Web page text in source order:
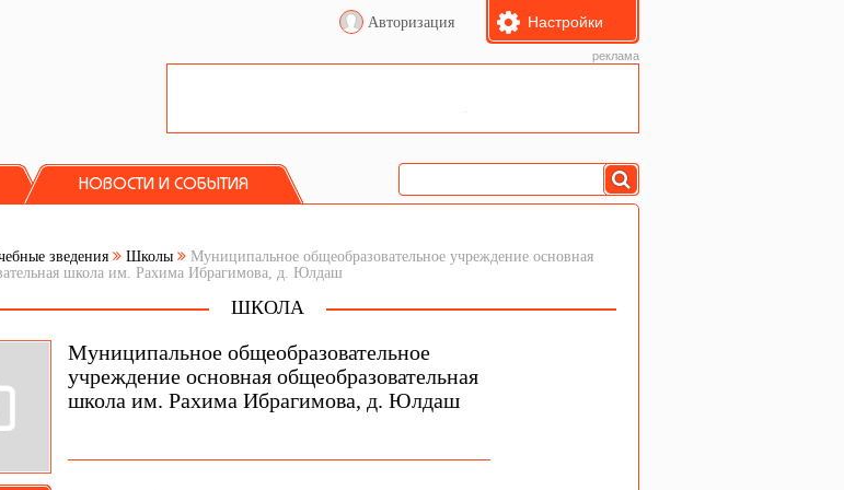
Авторизация Настройки
реклама
НОВОСТИ И СОБЫТИЯ
зведения Школы
Муниципальное общеобразовательное учреждение основная
школа им. Рахима Ибрагимова, д. Юлдаш
ШКОЛА
Муниципальное общеобразовательное
учреждение основная общеобразовательная
школа им. Рахима Ибрагимова, д. Юлдаш